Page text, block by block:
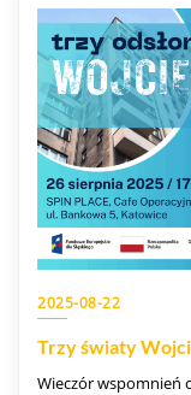
2025-08-22
Trzy światy
Wieczór wspomnień